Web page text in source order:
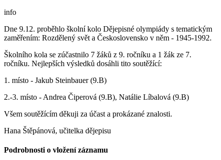
info
Dne 9.12. proběhlo školní kolo Dějepisné olympiády s tematickým
zaměřením: Rozdělený svět a Československo v něm - 1945-1992.
Školního kola se zúčastnilo 7 žáků z 9. ročníku a 1 žák ze 7.
ročníku. Nejlepších výsledků dosáhli tito soutěžící:
1. místo - Jakub Steinbauer (9.B)
2.-3. místo - Andrea Čiperová (9.B), Natálie Líbalová (9.B)
Všem soutěžícím děkuji za účast a prokázané znalosti.
Hana Štěpánová, učitelka dějepisu
Podrobnosti o vložení záznamu